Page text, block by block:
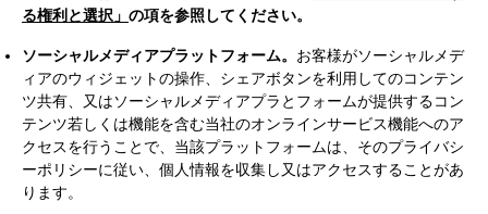
る権利と選択」 の項を参照してください。
ソーシャルメディアプラットフォーム。 お客様がソーシャルメデ
ィアのウィジェットの操作、シェアボタンを利用してのコンテン
ツ共有、又はソーシャルメディアプラとフォームが提供するコン
テンツ若しくは機能を含む当社のオンラインサービス機能へのア
クセスを行うことで、当該プラットフォームは、そのプライバシ
ーポリシーに従い、個人情報を収集し又はアクセスすることがあ
ります。